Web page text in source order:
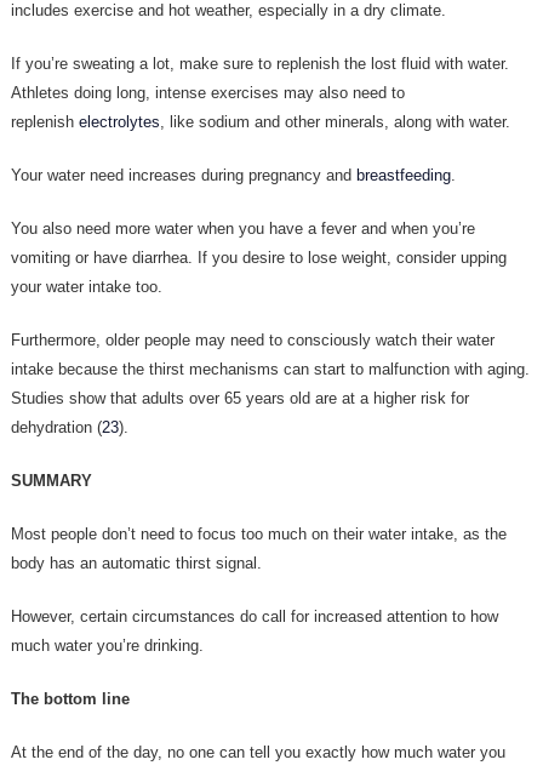
includes exercise and hot weather, especially in a dry climate.
If you’re sweating a lot, make sure to replenish the lost fluid with water.
Athletes doing long, intense exercises may also need to
replenish electrolytes, like sodium and other minerals, along with water.
Your water need increases during pregnancy and breastfeeding.
You also need more water when you have a fever and when you’re
vomiting or have diarrhea. If you desire to lose weight, consider upping
your water intake too.
Furthermore, older people may need to consciously watch their water
intake because the thirst mechanisms can start to malfunction with aging.
Studies show that adults over 65 years old are at a higher risk for
dehydration (23).
SUMMARY
Most people don’t need to focus too much on their water intake, as the
body has an automatic thirst signal.
However, certain circumstances do call for increased attention to how
much water you’re drinking.
The bottom line
At the end of the day, no one can tell you exactly how much water you